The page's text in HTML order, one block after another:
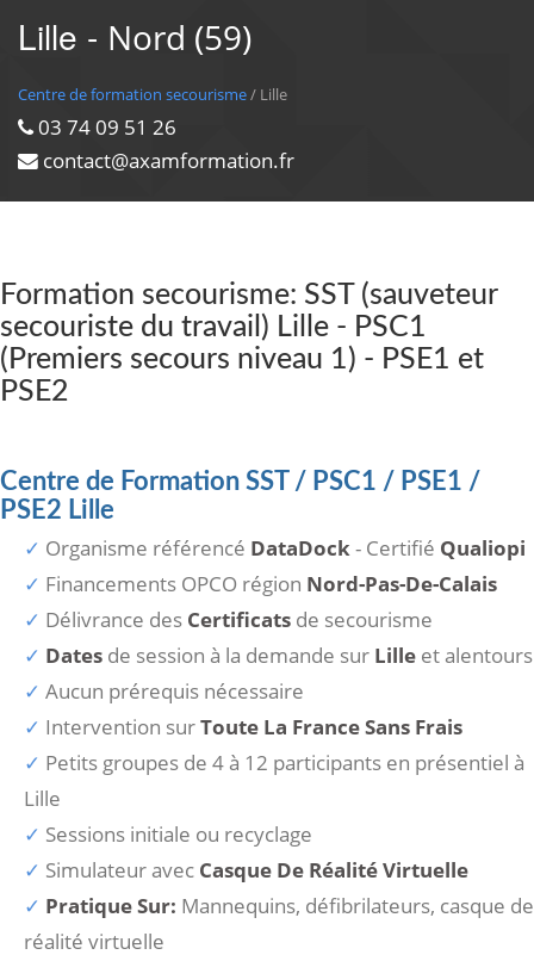
Lille - Nord (59)
Centre de formation secourisme/ Lille
03 74 09 51 26
contact@axamformation.fr
Formation secourisme: SST (sauveteur
secouriste du travail) Lille - PSC1
(Premiers secours niveau 1) - PSE1 et
PSE2
Centre de Formation SST / PSC1 / PSE1 /
PSE2 Lille
Organisme référencé DataDock- Certifié Qualiopi
Financements OPCO région Nord-Pas-De-Calais
Délivrance des Certificats de secourisme
Dates de session à la demande sur Lille et alentours
Aucun prérequis nécessaire
Intervention surToute La France Sans Frais
Petits groupes de 4 à 12 participants en présentiel à
Lille
Sessions initiale ou recyclage
Simulateur avec Casque De Réalité Virtuelle
Pratique Sur: Mannequins, défibrilateurs, casque de
réalité virtuelle